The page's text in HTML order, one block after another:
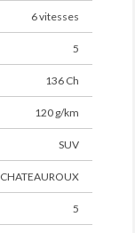
6 vitesses
5
136 Ch
120 g/km
SUV
CHATEAUROUX
5